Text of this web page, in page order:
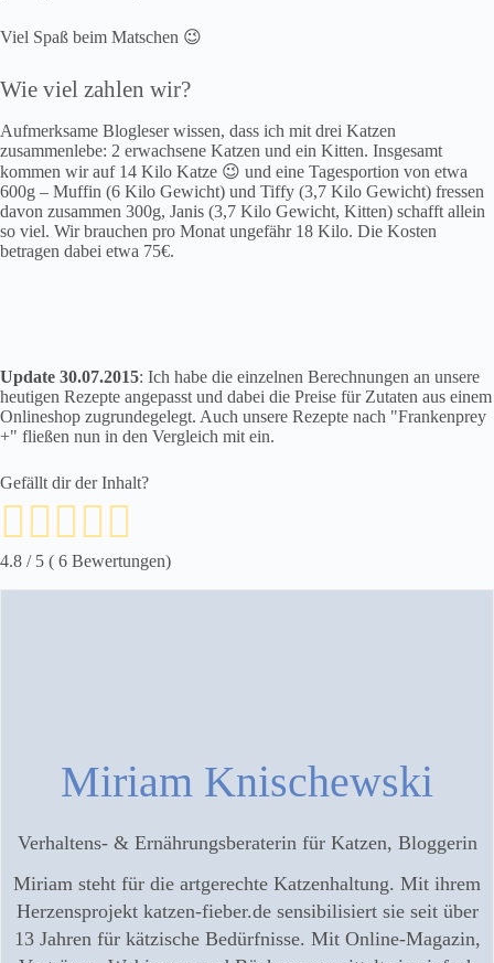
Viel Spaß beim Matschen 😉
Wie viel zahlen wir?
Aufmerksame Blogleser wissen, dass ich mit drei Katzen
zusammenlebe: 2 erwachsene Katzen und ein Kitten. Insgesamt
kommen wir auf 14 Kilo Katze 😉 und eine Tagesportion von etwa
600g – Muffin (6 Kilo Gewicht) und Tiffy (3,7 Kilo Gewicht) fressen
davon zusammen 300g, Janis (3,7 Kilo Gewicht, Kitten) schafft allein
so viel. Wir brauchen pro Monat ungefähr 18 Kilo. Die Kosten
betragen dabei etwa 75€.
Update 30.07.2015: Ich habe die einzelnen Berechnungen an unsere
heutigen Rezepte angepasst und dabei die Preise für Zutaten aus einem
Onlineshop zugrundegelegt. Auch unsere Rezepte nach "Frankenprey
+" fließen nun in den Vergleich mit ein.
Gefällt dir der Inhalt?
4.8 / 5 ( 6 Bewertungen)
Miriam Knischewski
Verhaltens- & Ernährungsberaterin für Katzen, Bloggerin
Miriam steht für die artgerechte Katzenhaltung. Mit ihrem
Herzensprojekt katzen-fieber.de sensibilisiert sie seit über
13 Jahren für kätzische Bedürfnisse. Mit Online-Magazin,